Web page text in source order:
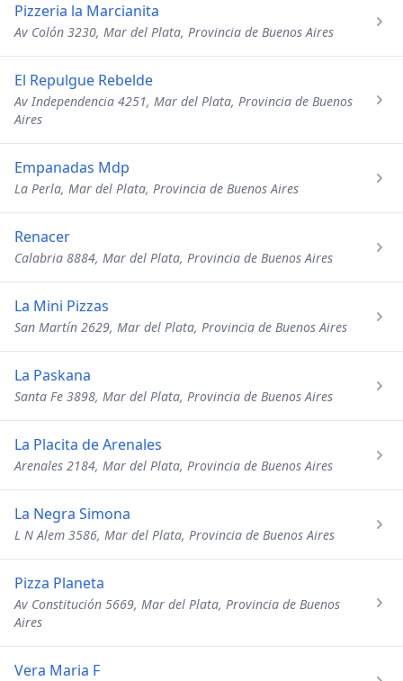
Pizzeria la Marcianita
Av Colón 3230, Mar del Plata, Provincia de Buenos Aires
El Repulgue Rebelde
Av Independencia 4251, Mar del Plata, Provincia de Buenos
Aires
Empanadas Mdp
La Perla, Mar del Plata, Provincia de Buenos Aires
Renacer
Calabria 8884, Mar del Plata, Provincia de Buenos Aires
La Mini Pizzas
San Martín 2629, Mar del Plata, Provincia de Buenos Aires
La Paskana
Santa Fe 3898, Mar del Plata, Provincia de Buenos Aires
La Placita de Arenales
Arenales 2184, Mar del Plata, Provincia de Buenos Aires
La Negra Simona
L N Alem 3586, Mar del Plata, Provincia de Buenos Aires
Pizza Planeta
Av Constitución 5669, Mar del Plata, Provincia de Buenos
Aires
Vera Maria F